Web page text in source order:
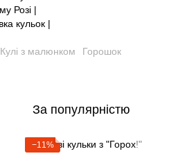
Кулі з малюнком Горошок
За популярністю
−11%